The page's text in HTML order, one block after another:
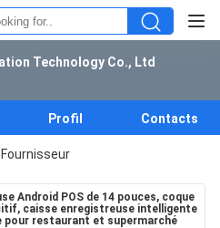
Technology Co., Ltd
Profil Contacts
Fournisseur
Android POS de 14 pouces, coque
caisse enregistreuse intelligente
pour restaurant et supermarché